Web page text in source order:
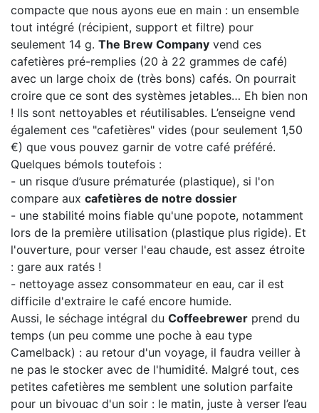
compacte que nous ayons eue en main : un ensemble
tout intégré (récipient, support et filtre) pour
seulement 14 g. The Brew Company vend ces
cafetières pré-remplies (20 à 22 grammes de café)
avec un large choix de (très bons) cafés. On pourrait
croire que ce sont des systèmes jetables… Eh bien non
! Ils sont nettoyables et réutilisables. L’enseigne vend
également ces "cafetières" vides (pour seulement 1,50
€) que vous pouvez garnir de votre café préféré.
Quelques bémols toutefois :
- un risque d’usure prématurée (plastique), si l'on
compare aux cafetières de notre dossier
- une stabilité moins fiable qu'une popote, notamment
lors de la première utilisation (plastique plus rigide). Et
l'ouverture, pour verser l'eau chaude, est assez étroite
: gare aux ratés !
- nettoyage assez consommateur en eau, car il est
difficile d'extraire le café encore humide.
Aussi, le séchage intégral du Coffeebrewer prend du
temps (un peu comme une poche à eau type
Camelback) : au retour d'un voyage, il faudra veiller à
ne pas le stocker avec de l'humidité. Malgré tout, ces
petites cafetières me semblent une solution parfaite
pour un bivouac d'un soir : le matin, juste à verser l’eau